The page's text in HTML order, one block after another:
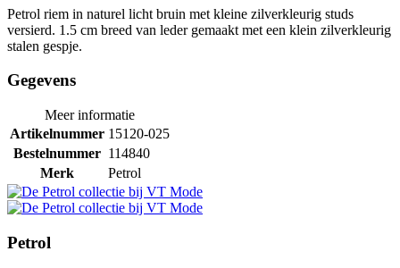
Petrol riem in naturel licht bruin met kleine zilverkleurig studs
versierd. 1.5 cm breed van leder gemaakt met een klein zilverkleurig
stalen gespje.
Gegevens
Meer informatie
Artikelnummer 15120-025
Bestelnummer 114840
Merk
Petrol
Petrol